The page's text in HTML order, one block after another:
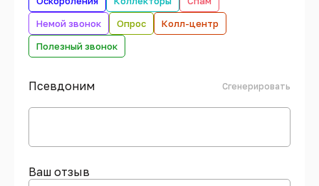
Немой звонок
Опрос
Колл-центр
Полезный звонок
Псевдоним Сгенерировать
Ваш отзыв